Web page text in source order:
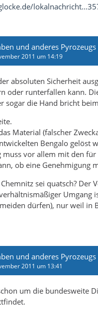
und anderes Pyrozeugs
2011 um 14:19
absoluten Sicherheit
oder runterfallen kann.
sogar die Hand bricht
Material (falscher
Bengalo gelöst
vor allem mit den
ob eine Genehmigung
sei quatsch?
Umgang
dürfen), nur weil in
und anderes Pyrozeugs
2011 um 13:41
um die bundesweite